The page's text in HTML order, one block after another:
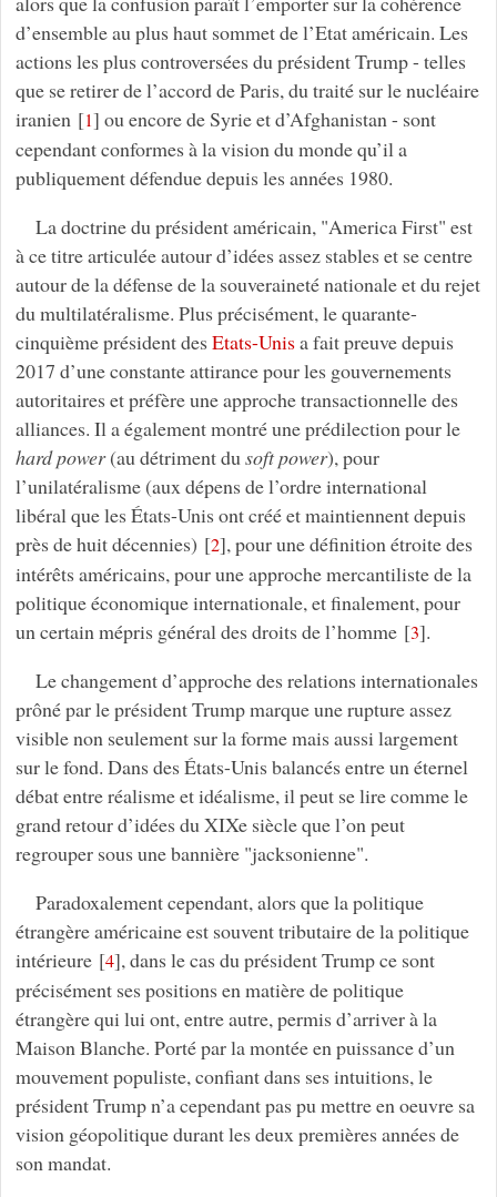
d’ensemble au plus haut sommet de l’Etat américain. Les
actions les plus controversées du président Trump - telles
que se retirer de l’accord de Paris, du traité sur le nucléaire
iranien [1] ou encore de Syrie et d’Afghanistan - sont
cependant conformes à la vision du monde qu’il a
publiquement défendue depuis les années 1980.
La doctrine du président américain, "America First" est
à ce titre articulée autour d’idées assez stables et se centre
autour de la défense de la souveraineté nationale et du rejet
du multilatéralisme. Plus précisément, le quarante-
cinquième président des Etats-Unisa fait preuve depuis
2017 d’une constante attirance pour les gouvernements
autoritaires et préfère une approche transactionnelle des
alliances. Il a également montré une prédilection pour le
hard power(au détriment du soft power), pour
l’unilatéralisme (aux dépens de l’ordre international
libéral que les États-Unis ont créé et maintiennent depuis
près de huit décennies) [2], pour une définition étroite des
intérêts américains, pour une approche mercantiliste de la
politique économique internationale, et finalement, pour
un certain mépris général des droits de l’homme[3].
Le changement d’approche des relations internationales
prôné par le président Trump marque une rupture assez
visible non seulement sur la forme mais aussi largement
sur le fond. Dans des États-Unis balancés entre un éternel
débat entre réalisme et idéalisme, il peut se lire comme le
grand retour d’idées du XIXe siècle que l’on peut
regrouper sous une bannière "jacksonienne".
Paradoxalement cependant, alors que la politique
étrangère américaine est souvent tributaire de la politique
intérieure[4], dans le cas du président Trump ce sont
précisément ses positions en matière de politique
étrangère qui lui ont, entre autre, permis d’arriver à la
Maison Blanche. Porté par la montée en puissance d’un
mouvement populiste, confiant dans ses intuitions, le
président Trump n’a cependant pas pu mettre en oeuvre sa
vision géopolitique durant les deux premières années de
son mandat.